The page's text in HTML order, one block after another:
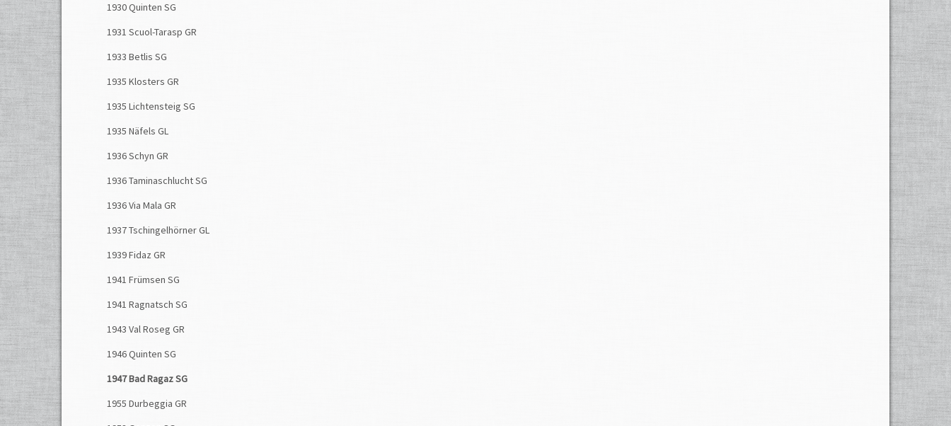
1930 Quinten SG
1931 Scuol-Tarasp GR
1933 Betlis SG
1935 Klosters GR
1935 Lichtensteig SG
1935 Näfels GL
1936 Schyn GR
1936 Taminaschlucht SG
1936 Via Mala GR
1937 Tschingelhörner GL
1939 Fidaz GR
1941 Frümsen SG
1941 Ragnatsch SG
1943 Val Roseg GR
1946 Quinten SG
1947 Bad Ragaz SG
1955 Durbeggia GR